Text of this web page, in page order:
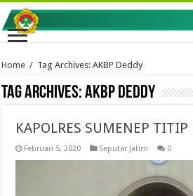
Home / Tag Archives: AKBP Deddy
Tag Archives:AKBP Deddy
KAPOLRES SUMENEP
Februari 5, 2020 Seputar Jatim 0